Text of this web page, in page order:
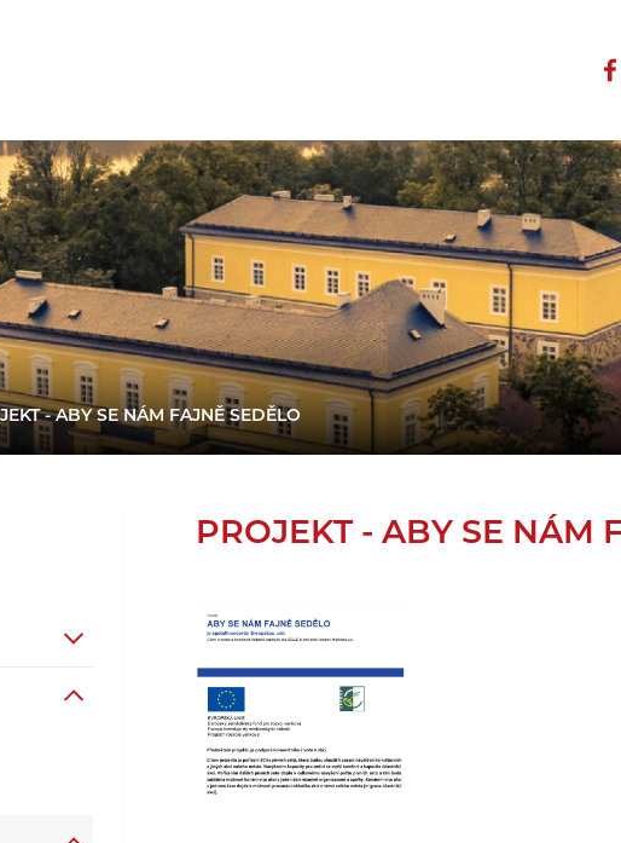
- ABY SE NÁM FAJNĚ SEDĚLO
PROJEKT - ABY SE NÁM